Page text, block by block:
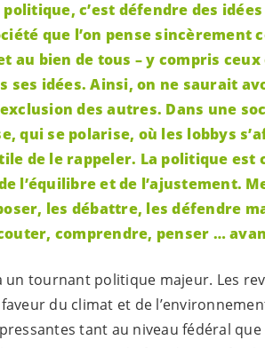
politique, c’est défendre des
que l’on pense sincèrement
au bien de tous – y compris ceux
ses idées. Ainsi, on ne saurait
des autres. Dans une
qui se polarise, où les lobbys
de le rappeler. La politique
l’équilibre et de l’ajustement.
les débattre, les défendre
comprendre, penser …
un tournant politique majeur. Les
du climat et de
tant au niveau fédéral que